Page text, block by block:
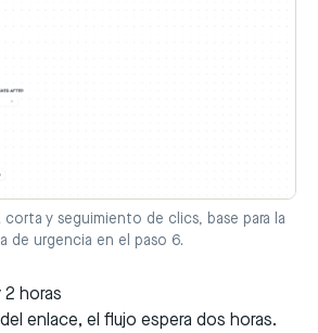
corta y seguimiento de clics, base para la
de urgencia en el paso 6.
2 horas
enlace, el flujo espera dos horas.